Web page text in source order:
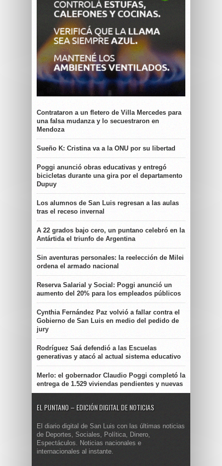
Contrataron a un fletero de Villa Mercedes para
una falsa mudanza y lo secuestraron en
Mendoza
Sueño K: Cristina va a la ONU por su libertad
Poggi anunció obras educativas y entregó
bicicletas durante una gira por el departamento
Dupuy
Los alumnos de San Luis regresan a las aulas
tras el receso invernal
A 22 grados bajo cero, un puntano celebró en la
Antártida el triunfo de Argentina
Sin aventuras personales: la reelección de Milei
ordena el armado nacional
Reserva Salarial y Social: Poggi anunció un
aumento del 20% para los empleados públicos
Cynthia Fernández Paz volvió a fallar contra el
Gobierno de San Luis en medio del pedido de
jury
Rodríguez Saá defendió a las Escuelas
generativas y atacó al actual sistema educativo
Merlo: el gobernador Claudio Poggi completó la
entrega de 1.529 viviendas pendientes y nuevas
EL PUNTANO – EDICIÓN DIGITAL DE NOTICIAS
El diario digital de San Luis con las últimas noticias
de Deportes, Sociales, Política, Dinero,
Espectáculos. Noticias nacionales e
internacionales al instante.